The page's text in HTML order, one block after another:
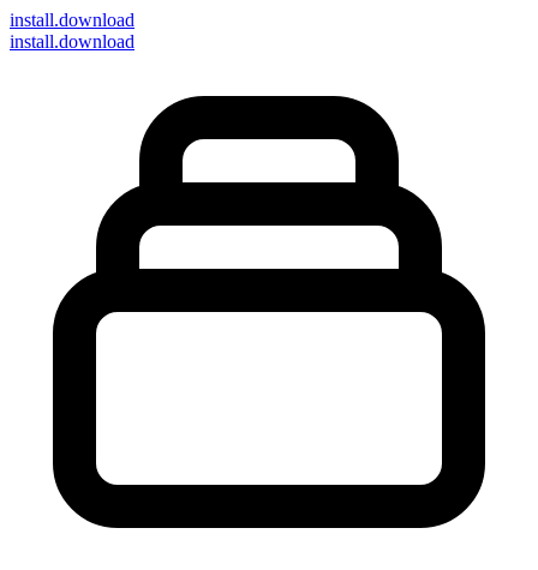
install.download
install.download